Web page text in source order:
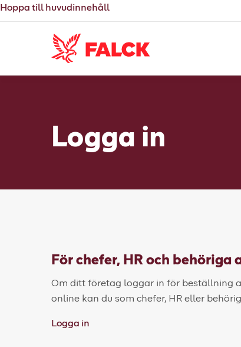
Hoppa till huvudinnehåll
Logga in
För chefer, HR och behöriga
Om ditt företag loggar in för beställning
online kan du som chefer, HR eller
Logga in